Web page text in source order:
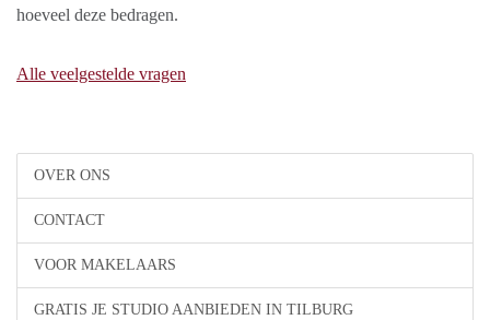
OVER ONS
CONTACT
VOOR MAKELAARS
GRATIS JE STUDIO AANBIEDEN IN TILBURG
hoeveel deze bedragen.
Alle veelgestelde vragen